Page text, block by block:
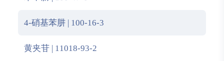
4-硝基苯肼 | 100-16-3
黄夹苷 | 11018-93-2